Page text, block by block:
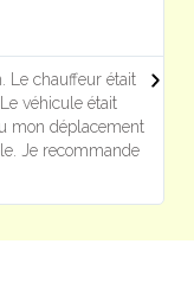
Le chauffeur était
véhicule était
mon déplacement
Je recommande